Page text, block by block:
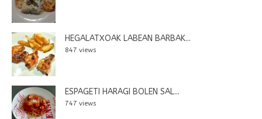
HEGALATXOAK LABEAN BARBAK...
847 views
ESPAGETI HARAGI BOLEN SAL...
747 views